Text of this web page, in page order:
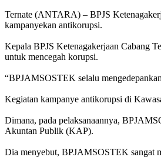
Ternate (ANTARA) – BPJS
kampanyekan antikorupsi.
Kepala BPJS Ketenagakerjaan Cabang
untuk mencegah korupsi.
“BPJAMSOSTEK selalu
Kegiatan kampanye antikorupsi di
Dimana, pada pelaksanaannya,
Akuntan Publik (KAP).
Dia menyebut, BPJAMSOSTEK sangat